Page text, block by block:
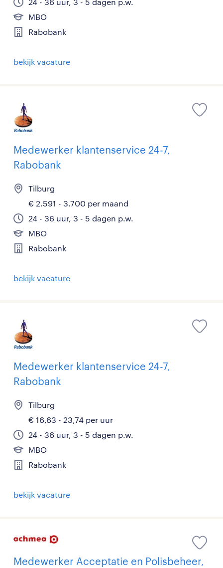
MBO
Rabobank
bekijk vacature
Medewerker klantenservice 24-7,
Rabobank
Tilburg
€ 2.591 - 3.700 per maand
24 - 36 uur, 3 - 5 dagen p.w.
MBO
Rabobank
bekijk vacature
Medewerker klantenservice 24-7,
Rabobank
Tilburg
€ 16,63 - 23,74 per uur
24 - 36 uur, 3 - 5 dagen p.w.
MBO
Rabobank
bekijk vacature
Medewerker Acceptatie en Polisbeheer,